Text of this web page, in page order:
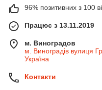
96% позитивних з 100
Працює з 13.11.2019
м. Виноградов
м. Виноградів вулиця
Україна
Контакти